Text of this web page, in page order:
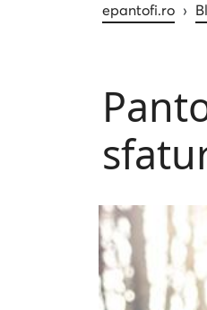
epantofi.ro ›